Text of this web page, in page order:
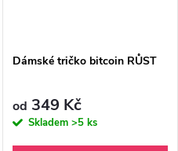
Dámské tričko bitcoin RŮST
od 349 Kč
Skladem >5 ks